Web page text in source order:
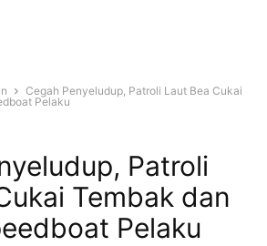
Cegah Penyeludup, Patroli Laut Bea Cukai
Pelaku
Patroli
Tembak dan
Pelaku